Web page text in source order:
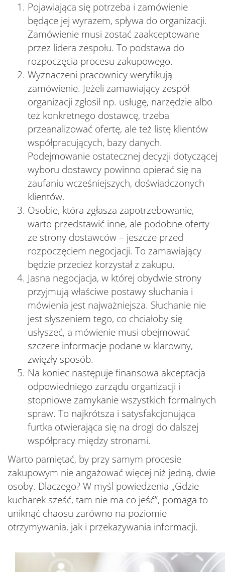
Pojawiająca się potrzeba i zamówienie
będące jej wyrazem, spływa do organizacji.
Zamówienie musi zostać zaakceptowane
przez lidera zespołu. To podstawa do
rozpoczęcia procesu zakupowego.
Wyznaczeni pracownicy weryfikują
zamówienie. Jeżeli zamawiający zespół
organizacji zgłosił np. usługę, narzędzie albo
też konkretnego dostawcę, trzeba
przeanalizować ofertę, ale też listę klientów
współpracujących, bazy danych.
Podejmowanie ostatecznej decyzji dotyczącej
wyboru dostawcy powinno opierać się na
zaufaniu wcześniejszych, doświadczonych
klientów.
Osobie, która zgłasza zapotrzebowanie,
warto przedstawić inne, ale podobne oferty
ze strony dostawców – jeszcze przed
rozpoczęciem negocjacji. To zamawiający
będzie przecież korzystał z zakupu.
Jasna negocjacja, w której obydwie strony
przyjmują właściwe postawy słuchania i
mówienia jest najważniejsza. Słuchanie nie
jest słyszeniem tego, co chciałoby się
usłyszeć, a mówienie musi obejmować
szczere informacje podane w klarowny,
zwięzły sposób.
Na koniec następuje finansowa akceptacja
odpowiedniego zarządu organizacji i
stopniowe zamykanie wszystkich formalnych
spraw. To najkrótsza i satysfakcjonująca
furtka otwierająca się na drogi do dalszej
współpracy między stronami.
Warto pamiętać, by przy samym procesie
zakupowym nie angażować więcej niż jedną, dwie
osoby. Dlaczego? W myśl powiedzenia „Gdzie
kucharek sześć, tam nie ma co jeść”, pomaga to
uniknąć chaosu zarówno na poziomie
otrzymywania, jak i przekazywania informacji.